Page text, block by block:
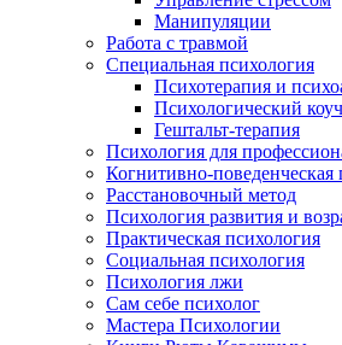
Манипуляции
Работа с травмой
Специальная психология
Психотерапия и
Психологический
Гештальт-терапия
Психология для
Когнитивно-поведенческая
Расстановочный метод
Психология развития и
Практическая психология
Социальная психология
Психология лжи
Сам себе психолог
Мастера Психологии